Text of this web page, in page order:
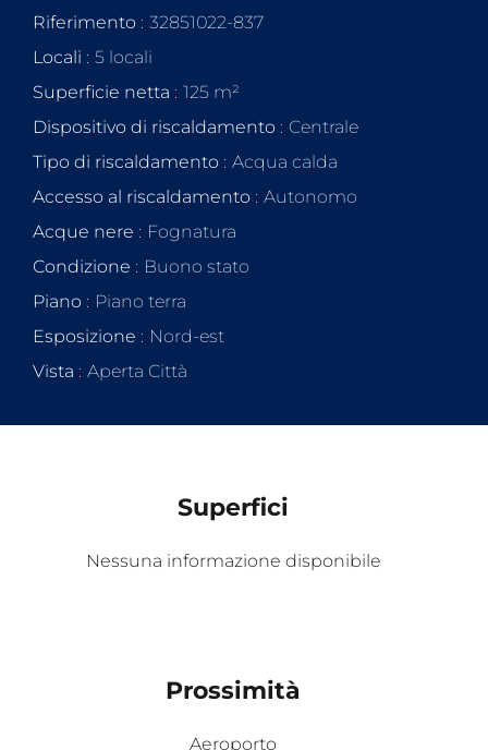
Riferimento
32851022-837
Locali
5 locali
Superficie netta
125 m²
Dispositivo di riscaldamento
Centrale
Tipo di riscaldamento
Acqua calda
Accesso al riscaldamento
Autonomo
Acque nere
Fognatura
Condizione
Buono stato
Piano
Piano terra
Esposizione
Nord-est
Vista
Aperta Città
Superfici
Nessuna informazione disponibile
Prossimità
Aeroporto